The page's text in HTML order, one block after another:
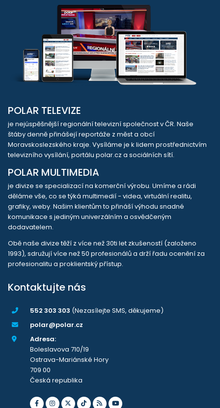
POLAR TELEVIZE
je nejúspěšnější regionální televizní společnost v ČR. Naše
štáby denně přinášejí reportáže z měst a obcí
Moravskoslezského kraje. Vysíláme je k lidem prostřednictvím
televizního vysílání, portálu polar.cz a sociálních sítí.
POLAR MULTIMEDIA
je divize se specializací na komerční výrobu. Umíme a rádi
děláme vše, co se týká multimedií - videa, virtuální realitu,
grafiky, weby. Našim klientům to přináší výhodu snadné
komunikace s jediným univerzálním a osvědčeným
dodavatelem.
Obě naše divize těží z více než 30ti let zkušeností (založeno
1993), sdružují více než 50 profesionálů a drží řadu ocenění za
profesionalitu a proklientský přístup.
Kontaktujte nás
552 303 303 (Nezasílejte SMS, děkujeme)
polar@polar.cz
Adresa:
Boleslavova 710/19
Ostrava-Mariánské Hory
709 00
Česká republika